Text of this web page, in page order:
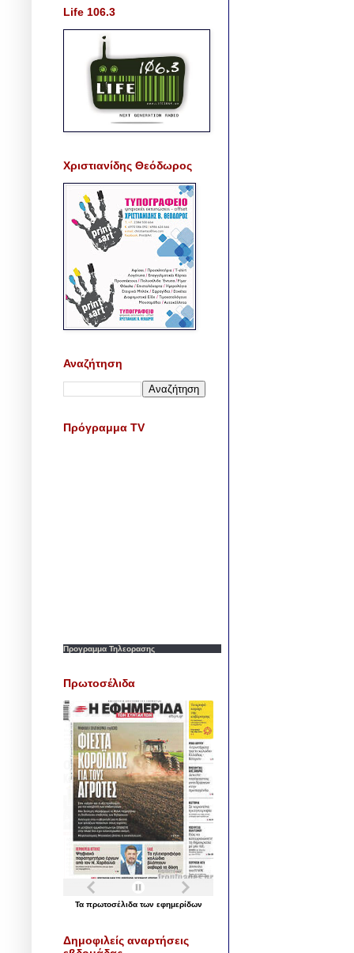
Life 106.3
Χριστιανίδης Θεόδωρος
Αναζήτηση
Πρόγραμμα TV
Προγραμμα Τηλεορασης
Πρωτοσέλιδα
Τα πρωτοσέλιδα των εφημερίδων
Δημοφιλείς αναρτήσεις